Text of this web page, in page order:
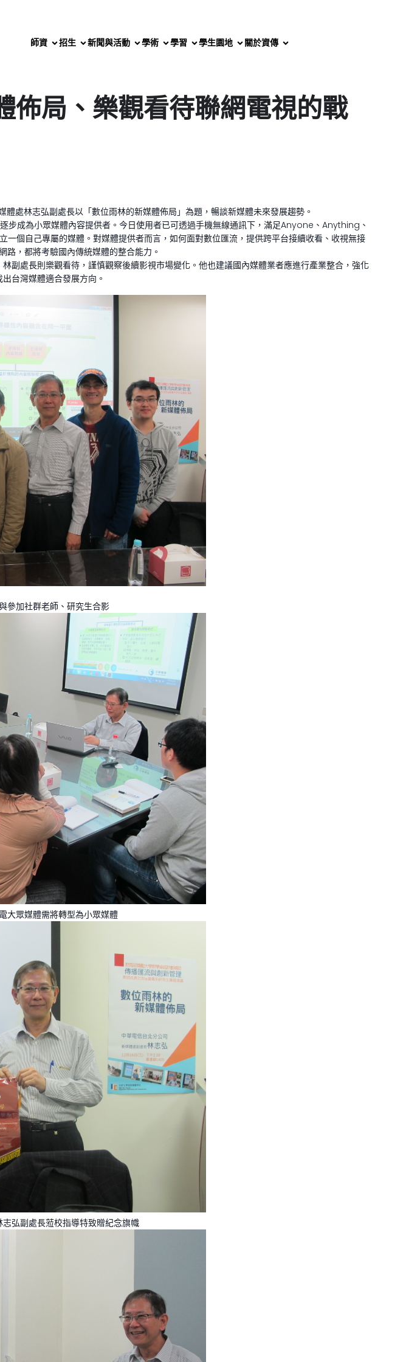
師資 招生 新聞與活動 學術 學習 學生園地 關於資傳
佈局、樂觀看待聯網電視的戰
處林志弘副處長以「數位雨林的新媒體佈局」為題，暢談新媒體未來發展趨勢。
成為小眾媒體內容提供者。今日使用者已可透過手機無線通訊下，滿足Anyone、Anything、
個自己專屬的媒體。對媒體提供者而言，如何面對數位匯流，提供跨平台接續收看、收視無接
路，都將考驗國內傳統媒體的整合能力。
處長則樂觀看待，謹慎觀察後續影視市場變化。他也建議國內媒體業者應進行產業整合，強化
台灣媒體適合發展方向。
參加社群老師、研究生合影
大眾媒體需將轉型為小眾媒體
弘副處長蒞校指導特致贈紀念旗幟